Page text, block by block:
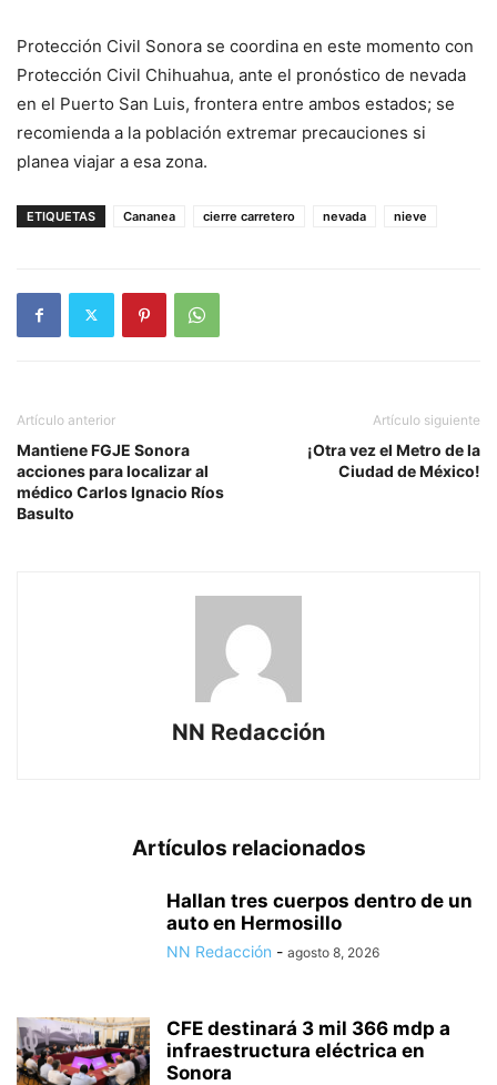
Protección Civil Sonora se coordina en este momento con
Protección Civil Chihuahua, ante el pronóstico de nevada
en el Puerto San Luis, frontera entre ambos estados; se
recomienda a la población extremar precauciones si
planea viajar a esa zona.
ETIQUETAS Cananea cierre carretero nevada nieve
Artículo anterior
Mantiene FGJE Sonora
acciones para localizar al
médico Carlos Ignacio Ríos
Basulto
Artículo siguiente
¡Otra vez el Metro de la
Ciudad de México!
NN Redacción
Artículos relacionados
Hallan tres cuerpos dentro de un
auto en Hermosillo
NN Redacción - agosto 8, 2026
CFE destinará 3 mil 366 mdp a
infraestructura eléctrica en
Sonora